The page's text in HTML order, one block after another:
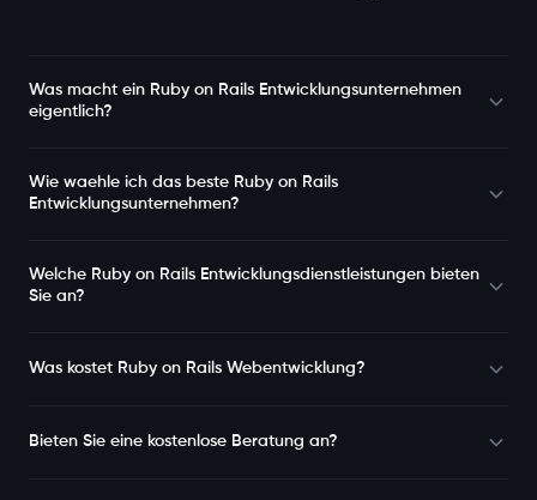
Was macht ein Ruby on Rails Entwicklungsunternehmen
eigentlich?
Wie waehle ich das beste Ruby on Rails
Entwicklungsunternehmen?
Welche Ruby on Rails Entwicklungsdienstleistungen bieten
Sie an?
Was kostet Ruby on Rails Webentwicklung?
Bieten Sie eine kostenlose Beratung an?